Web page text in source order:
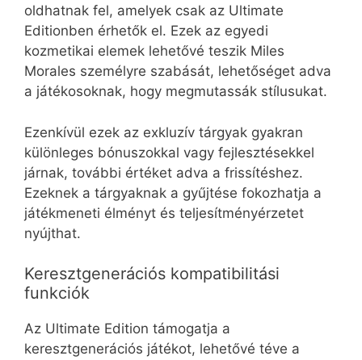
oldhatnak fel, amelyek csak az Ultimate
Editionben érhetők el. Ezek az egyedi
kozmetikai elemek lehetővé teszik Miles
Morales személyre szabását, lehetőséget adva
a játékosoknak, hogy megmutassák stílusukat.
Ezenkívül ezek az exkluzív tárgyak gyakran
különleges bónuszokkal vagy fejlesztésekkel
járnak, további értéket adva a frissítéshez.
Ezeknek a tárgyaknak a gyűjtése fokozhatja a
játékmeneti élményt és teljesítményérzetet
nyújthat.
Keresztgenerációs kompatibilitási
funkciók
Az Ultimate Edition támogatja a
keresztgenerációs játékot, lehetővé téve a